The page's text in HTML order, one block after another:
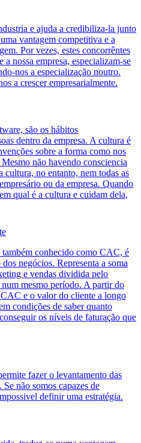
e ajuda a credibiliza-la junto
vantagem competitiva e a
Por vezes, estes concorrêntes
a nossa empresa, especializam-se
nos a especialização noutro.
a crescer empresarialmente.
são os hábitos
dentro da empresa. A cultura é
sobre a forma como nos
não havendo consciencia
cultura, no entanto, nem todas as
ou da empresa. Quando
qual é a cultura e cuidam dela,
conhecido como CAC, é
negócios. Representa a soma
e vendas dividida pelo
mesmo período. A partir do
e o valor do cliente a longo
condições de saber quanto
os níveis de faturação que
fazer o levantamento das
Se não somos capazes de
definir uma estratégia.